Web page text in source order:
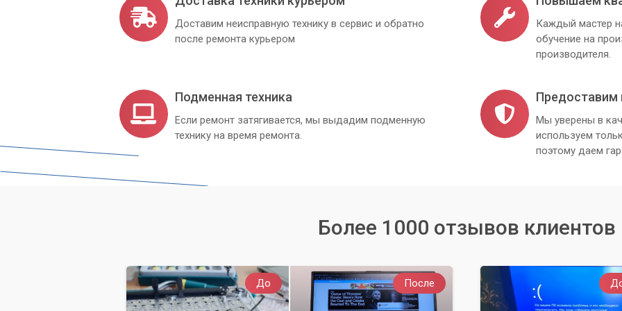
Доставим неисправную технику в сервис и обратно
после ремонта курьером
Каждый мастер
обучение на
производителя.
Подменная техника
Если ремонт затягивается, мы выдадим подменную
технику на время ремонта.
Предоставим
Мы уверены в
используем
поэтому даем
Более 1000 отзывов клиентов
До После